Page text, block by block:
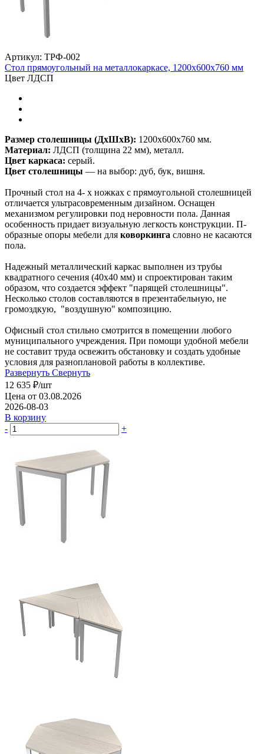
Артикул: ТРФ-002
Стол прямоугольный на металлокаркасе, 1200х600х760 мм
Цвет ЛДСП
Размер столешницы (ДхШхВ): 1200х600х760 мм.
Материал: ЛДСП (толщина 22 мм), металл.
Цвет каркаса: серый.
Цвет столешницы — на выбор: дуб, бук, вишня.
Прочный стол на 4- х ножках с прямоугольной столешницей
отличается ультрасовременным дизайном. Оснащен
механизмом регулировки под неровности пола. Данная
особенность придает визуальную легкость конструкции. П-
образные опоры мебели для коворкинга словно не касаются
пола.
Надежный металлический каркас выполнен из трубы
квадратного сечения (40х40 мм) и спроектирован таким
образом, что создается эффект "парящей столешницы".
Несколько столов составляются в презентабельную, не
громоздкую, "воздушную" композицию.
Офисный стол стильно смотрится в помещении любого
муниципального учреждения. При помощи удобной мебели
не составит труда освежить обстановку и создать удобные
условия для разноплановой работы в коллективе.
Развернуть Свернуть
12 635 ₽/шт
Цена от 03.08.2026
2026-08-03
В корзину
-
+